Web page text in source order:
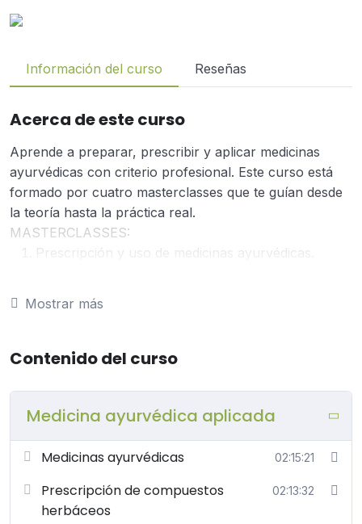
Información del curso Reseñas
Acerca de este curso
Aprende a preparar, prescribir y aplicar medicinas
ayurvédicas con criterio profesional. Este curso está
formado por cuatro masterclasses que te guían desde
la teoría hasta la práctica real.
MASTERCLASSES:
Prescripción y uso de medicinas ayurvédicas.
constitución de cada persona.
Ayurveda: cómo entender las cualidades, potencias
terapéutico.
Elaboración de lehyams. Preparación de fórmulas
combinaciones, textura y aplicación.
ejemplos reales para integrar la teoría con la
práctica profesional.
Mostrar más
Contenido del curso
Medicina ayurvédica aplicada
Medicinas ayurvédicas 02:15:21
Prescripción de compuestos
herbáceos
02:13:32